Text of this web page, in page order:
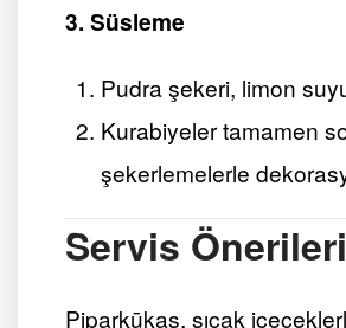
3. Süsleme
Pudra şekeri, limon
Kurabiyeler tamamen
şekerlemelerle
Servis Önerileri
Piparkūkas, sıcak